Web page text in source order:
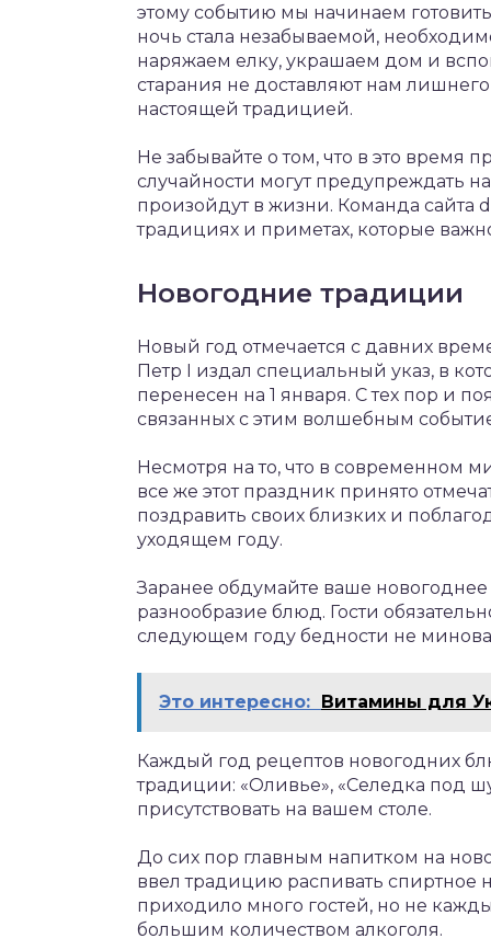
этому событию мы начинаем
ночь стала незабываемой,
наряжаем елку, украшаем дом и
старания не доставляют нам
настоящей традицией.
Не забывайте о том, что в это время
случайности могут предупреждать
произойдут в жизни. Команда сайта
традициях и приметах, которые
Новогодние традиции
Новый год отмечается с давних
Петр I издал специальный указ, в
перенесен на 1 января. С тех пор и
связанных с этим волшебным
Несмотря на то, что в современном
все же этот праздник принято
поздравить своих близких и
уходящем году.
Заранее обдумайте ваше
разнообразие блюд. Гости
следующем году бедности не
Это интересно: Витамины для
Каждый год рецептов новогодних
традиции: «Оливье», «Селедка под
присутствовать на вашем столе.
До сих пор главным напитком на
ввел традицию распивать
приходило много гостей, но не
большим количеством алкоголя.